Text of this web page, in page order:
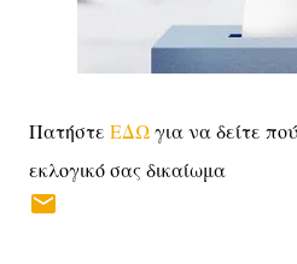
Πατήστε ΕΔΩ για να δείτε
εκλογικό σας δικαίωμα